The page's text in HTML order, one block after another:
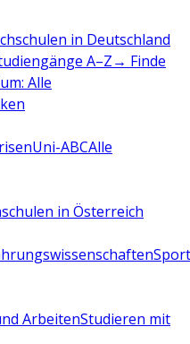
in Deutschland
A–Z→ Finde
Alle
Uni-ABCAlle
in Österreich
ArbeitenStudieren mit